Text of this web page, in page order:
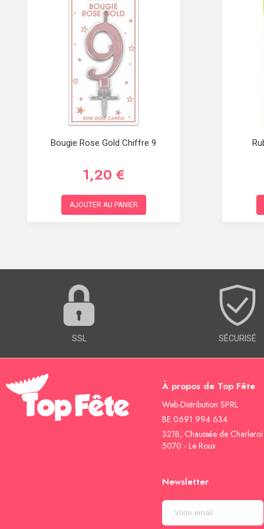
Bougie Rose Gold Chiffre 9
1,20 €
AJOUTER AU PANIER
SSL SÉCURISÉ
À propos de Top Fête
Web-Distribution SPRL
BE 0691 994 634
321B, Chaussée de Charleroi
5070 - Le Roux
Newsletter